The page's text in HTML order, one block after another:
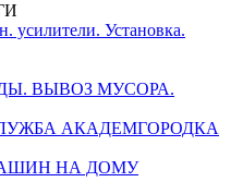
Установка.
ВЫВОЗ МУСОРА.
АКАДЕМГОРОДКА
НА ДОМУ